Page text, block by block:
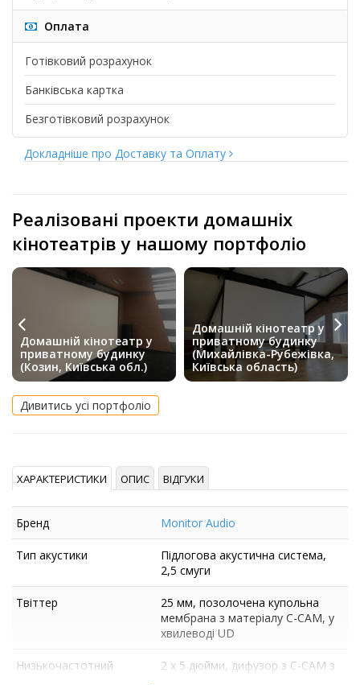
Оплата
Готівковий розрахунок
Банківська картка
Безготівковий розрахунок
Докладніше про Доставку та Оплату
Реалізовані проекти домашніх
кінотеатрів у нашому портфоліо
Домашній кінотеатр у
приватному будинку
(Козин, Київська обл.)
Домашній кінотеатр у
приватному будинку
(Михайлівка-Рубежівка,
Київська область)
Дивитись усі портфоліо
ХАРАКТЕРИСТИКИ ОПИС ВІДГУКИ
Бренд Monitor Audio
Тип акустики
Підлогова акустична система,
2,5 смуги
Твіттер
25 мм, позолочена купольна
мембрана з матеріалу C-CAM, у
хвилеводі UD
Низькочастотний
2 х 5 дюйми, дифузор з C-CAM з